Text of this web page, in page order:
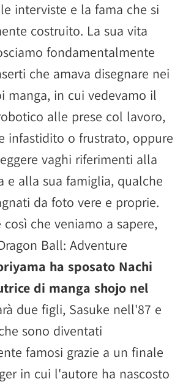
interviste e la fama che si
costruito. La sua vita
fondamentalmente
che amava disegnare nei
manga, in cui vedevamo il
alle prese col lavoro,
infastidito o frustrato, oppure
vaghi riferimenti alla
e alla sua famiglia, qualche
da foto vere e proprie.
così che veniamo a sapere,
Ball: Adventure
ha sposato Nachi
di manga shojo nel
due figli, Sasuke nell'87 e
sono diventati
famosi grazie a un finale
in cui l'autore ha nascosto